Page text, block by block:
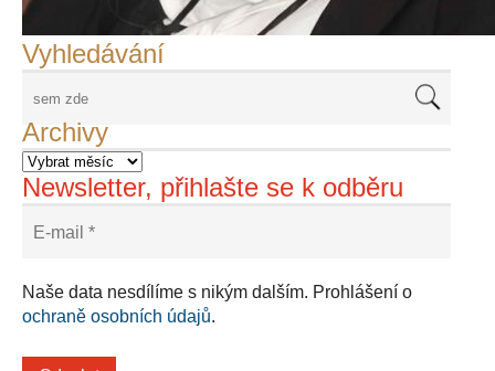
Adriena Šimotová
Richard Štipl v Benátkách
Langweiluv model v Praze
Japanolog Petr Geisler, foto: Petr Šálek
©Frank Kortan,Yellow Shark, portrét Franka Zappy
Nové Svatovítské varhany
Vyhledávání
Archivy
Newsletter, přihlašte se k odběru
Naše data nesdílíme s nikým dalším. Prohlášení o
ochraně osobních údajů.